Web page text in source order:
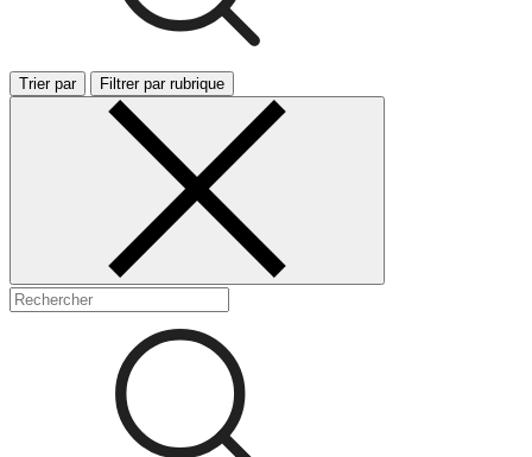
Trier par Filtrer par rubrique